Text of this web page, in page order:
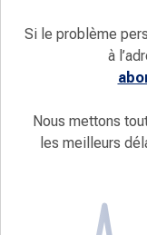
Si le problème
à
Nous mettons
les meilleurs